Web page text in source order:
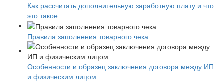
Как рассчитать дополнительную заработную плату и что
это такое
Правила заполнения товарного чека
Особенности и образец заключения договора между ИП
и физическим лицом